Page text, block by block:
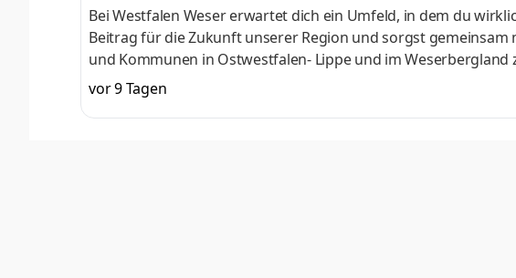
Bei Westfalen Weser erwartet dich ein Umfeld, in dem du
Beitrag für die Zukunft unserer Region und sorgst gemeinsam
und Kommunen in Ostwestfalen- Lippe und im
Messwesen ist ein zentraler Wegbereiter der Energiewende.
Digitalisierung der Stromnetze und zur Anbindung
Smart Meter, Steuerungs-Rollout und künftige Anforderungen
vor 9 Tagen